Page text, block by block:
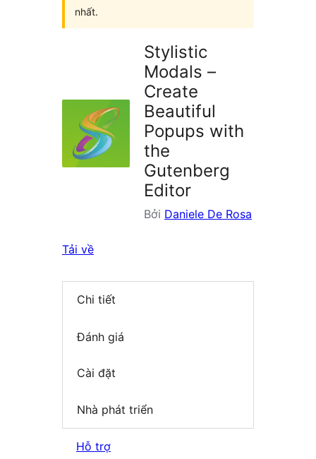
nhất.
Stylistic
Modals –
Create
Beautiful
Popups with
the
Gutenberg
Editor
Bởi Daniele De Rosa
Tải về
Chi tiết
Đánh giá
Cài đặt
Nhà phát triển
Hỗ trợ